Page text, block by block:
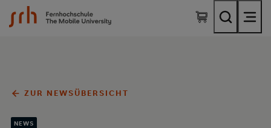
SRH Fernhochschule - The Mobile University
ZUR NEWSÜBERSICHT
NEWS